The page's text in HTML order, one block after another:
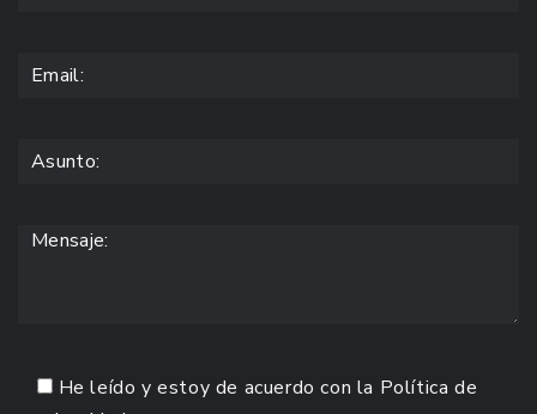
He leído y estoy de acuerdo con la Política de